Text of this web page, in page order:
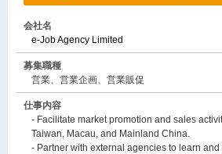
会社名
e-Job Agency Limited
募集職種
営業、営業企画、営業販促
仕事内容
- Facilitate market promotion and sales
Taiwan, Macau, and Mainland China.
- Partner with external agencies to learn